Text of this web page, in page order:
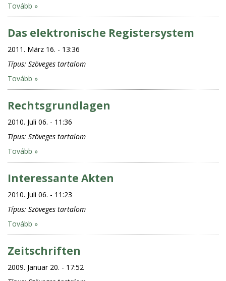
Tovább »
Das elektronische Registersystem
2011. März 16. - 13:36
Típus: Szöveges tartalom
Tovább »
Rechtsgrundlagen
2010. Juli 06. - 11:36
Típus: Szöveges tartalom
Tovább »
Interessante Akten
2010. Juli 06. - 11:23
Típus: Szöveges tartalom
Tovább »
Zeitschriften
2009. Januar 20. - 17:52